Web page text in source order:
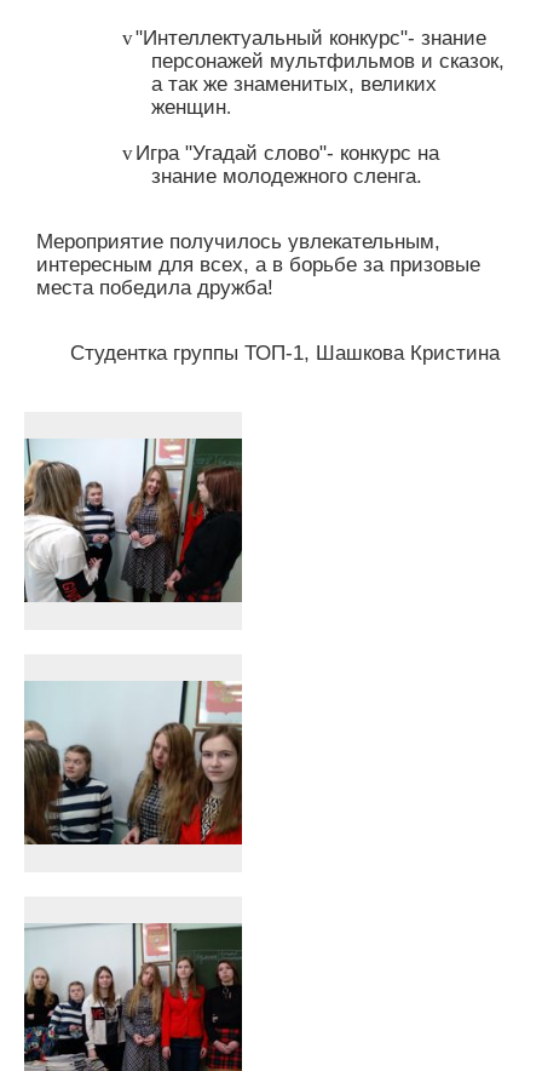
v"Интеллектуальный конкурс"- знание
персонажей мультфильмов и сказок,
а так же знаменитых, великих
женщин.
vИгра "Угадай слово"- конкурс на
знание молодежного сленга.
Мероприятие получилось увлекательным,
интересным для всех, а в борьбе за призовые
места победила дружба!
Студентка группы ТОП-1, Шашкова Кристина